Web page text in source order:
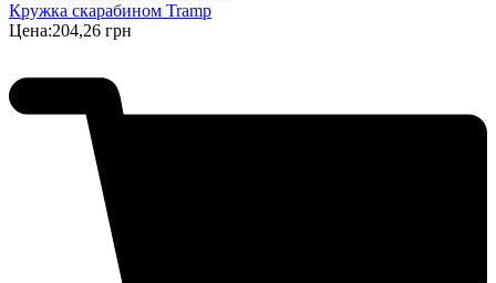
Кружка скарабином Tramp
Цена:204,26 грн